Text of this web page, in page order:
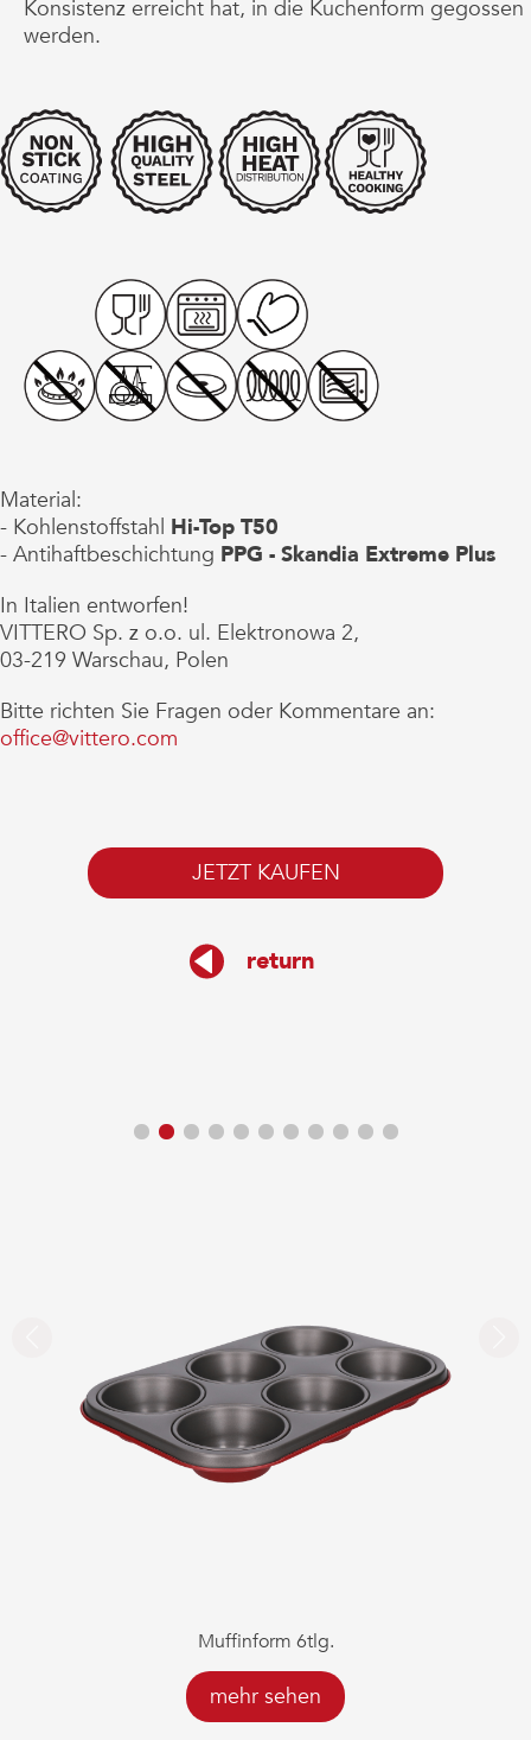
Material:
- Kohlenstoffstahl Hi-Top T50
- Antihaftbeschichtung PPG - Skandia Extreme Plus
In Italien entworfen!
VITTERO Sp. z o.o. ul. Elektronowa 2,
03-219 Warschau, Polen
Bitte richten Sie Fragen oder Kommentare an:
office@vittero.com
Konsistenz erreicht hat, in die Kuchenform gegossen
werden.
return
JETZT KAUFEN
Muffinform 6tlg.
mehr sehen